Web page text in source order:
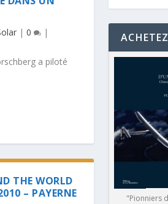
| 0 |
a piloté
THE WORLD
– PAYERNE
"Pionniers